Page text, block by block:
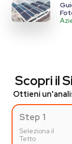
Scopri il
Ottieni
Step 1
Seleziona il
Tetto